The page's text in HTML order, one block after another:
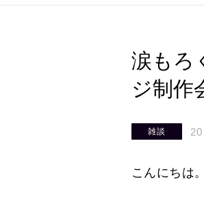
涙もろ
ジ制作
雑談
こんにちは。